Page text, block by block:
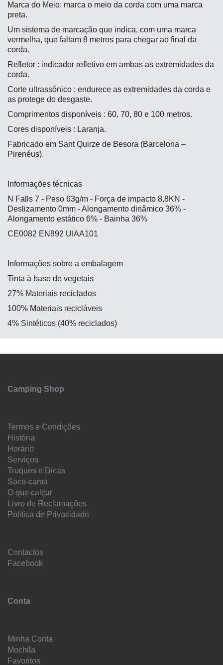
Marca do Meio: marca o meio da corda com uma marca
preta.
Um sistema de marcação que indica, com uma marca
vermelha, que faltam 8 metros para chegar ao final da
corda.
Refletor : indicador refletivo em ambas as extremidades da
corda.
Corte ultrassônico : endurece as extremidades da corda e
as protege do desgaste.
Comprimentos disponíveis : 60, 70, 80 e 100 metros.
Cores disponíveis : Laranja.
Fabricado em Sant Quirze de Besora (Barcelona –
Pirenéus).
Informações técnicas
N Falls 7 - Peso 63g/m - Força de impacto 8,8KN -
Deslizamento 0mm - Alongamento dinâmico 36% -
Alongamento estático 6% - Bainha 36%
CE0082 EN892 UIAA101
Informações sobre a embalagem
Tinta à base de vegetais
27% Materiais reciclados
100% Materiais recicláveis
​​4% Sintéticos (40% reciclados)
Camping Shop
Termos e Condições
História
Horário
Serviços
Truques e Dicas
Saco-cama
O que calçar
Livro de Reclamações
Politica de Privacidade
Contactos
Facebook
Conta
Minha Conta
Mochila
Favoritos